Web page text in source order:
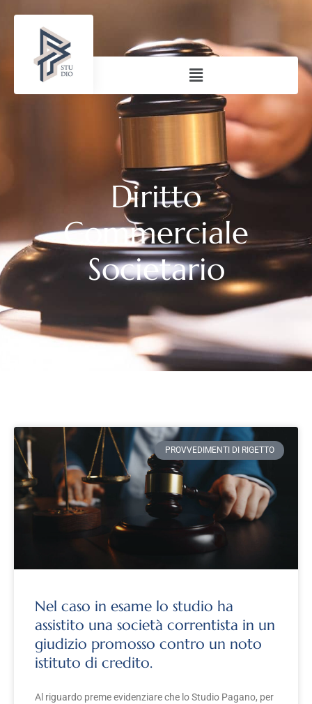
Diritto
Commerciale
Societario
PROVVEDIMENTI DI RIGETTO
Nel caso in esame lo studio ha
assistito una società correntista in un
giudizio promosso contro un noto
istituto di credito.
Al riguardo preme evidenziare che lo Studio Pagano, per